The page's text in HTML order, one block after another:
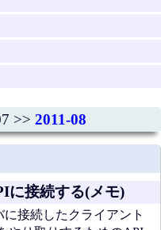
>> 2011-08
に接続する(メモ)
に接続したクライアント